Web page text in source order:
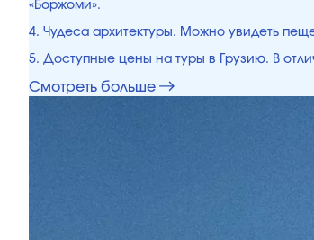
«Боржоми».
4. Чудеса архитектуры. Можно увидеть
5. Доступные цены на туры в Грузию. В
Смотреть больше